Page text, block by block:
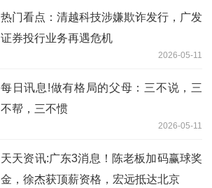
热门看点：清越科技涉嫌欺诈发行，广发
证券投行业务再遇危机
2026-05-11
每日讯息!做有格局的父母：三不说，三
不帮，三不惯
2026-05-11
天天资讯:广东3消息！陈老板加码赢球奖
金，徐杰获顶薪资格，宏远抵达北京